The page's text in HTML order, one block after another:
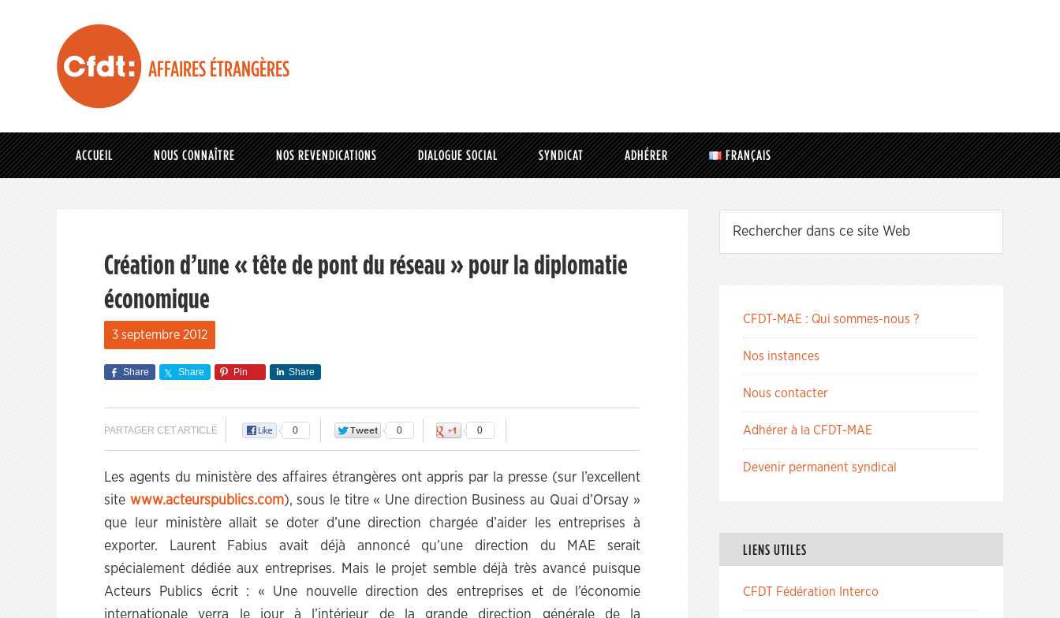
AFFAIRES ÉTRANGÈRES
ACCUEIL NOUS CONNAÎTRE NOS REVENDICATIONS DIALOGUE SOCIAL SYNDICAT ADHÉRER FRANÇAIS
Création d’une « tête de pont du réseau » pour la diplomatie
économique
3 septembre 2012
Share Share Pin Share
PARTAGER CET ARTICLE 0 0 0
Les agents du ministère des affaires étrangères ont appris par la presse (sur l’excellent
site www.acteurspublics.com), sous le titre « Une direction Business au Quai d’Orsay »
que leur ministère allait se doter d’une direction chargée d’aider les entreprises à
exporter. Laurent Fabius avait déjà annoncé qu’une direction du MAE serait
spécialement dédiée aux entreprises. Mais le projet semble déjà très avancé puisque
Acteurs Publics écrit : « Une nouvelle direction des entreprises et de l’économie
internationale verra le jour à l’intérieur de la grande direction générale de la
CFDT-MAE : Qui sommes-nous ?
Nos instances
Nous contacter
Adhérer à la CFDT-MAE
Devenir permanent syndical
LIENS UTILES
CFDT Fédération Interco